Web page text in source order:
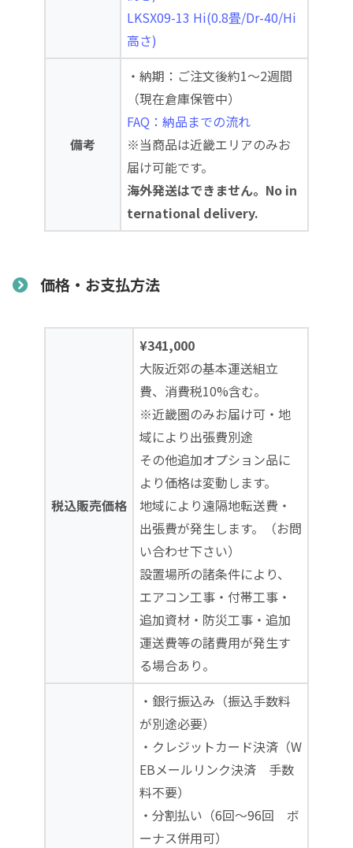
LKSX09-13 Hi(0.8畳/Dr-40/Hi
高さ)
備考
・納期：ご注文後約1～2週間
（現在倉庫保管中）
FAQ：納品までの流れ
※当商品は近畿エリアのみお
届け可能です。
海外発送はできません。No in
ternational delivery.
価格・お支払方法
税込販売価格
¥341,000
大阪近郊の基本運送組立
費、消費税10%含む。
※近畿圏のみお届け可・地
域により出張費別途
その他追加オプション品に
より価格は変動します。
地域により遠隔地転送費・
出張費が発生します。（お問
い合わせ下さい）
設置場所の諸条件により、
エアコン工事・付帯工事・
追加資材・防災工事・追加
運送費等の諸費用が発生す
る場合あり。
・銀行振込み（振込手数料
が別途必要）
・クレジットカード決済（W
EBメールリンク決済 手数
料不要）
・分割払い（6回～96回 ボ
ーナス併用可）